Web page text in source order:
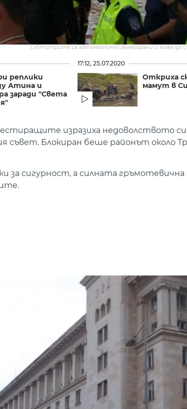
Субтитрите са автоматично генерирани и може да
реплики
Атина и
заради "Света
17:12, 25.07.2020
Откриха
мамут в
изразиха недоволството си
Блокиран беше районът около
за сигурност, а силната гръмотевична